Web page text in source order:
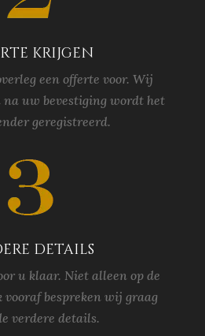
krijgen
een offerte voor. Wij
uw bevestiging wordt het
geregistreerd.
details
u klaar. Niet alleen op de
vooraf bespreken wij graag
verdere details.